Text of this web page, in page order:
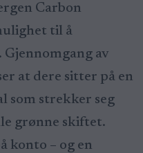
Carbon
til å
Gjennomgang av
at dere sitter på en
som strekker seg
grønne skiftet.
konto – og en